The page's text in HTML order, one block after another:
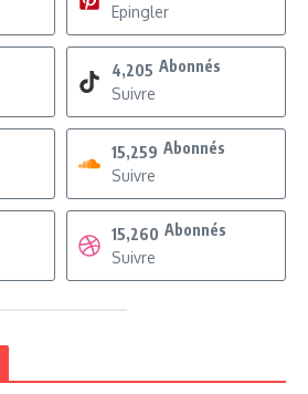
Epingler
4,205 Abonnés
Suivre
15,259 Abonnés
Suivre
15,260 Abonnés
Suivre